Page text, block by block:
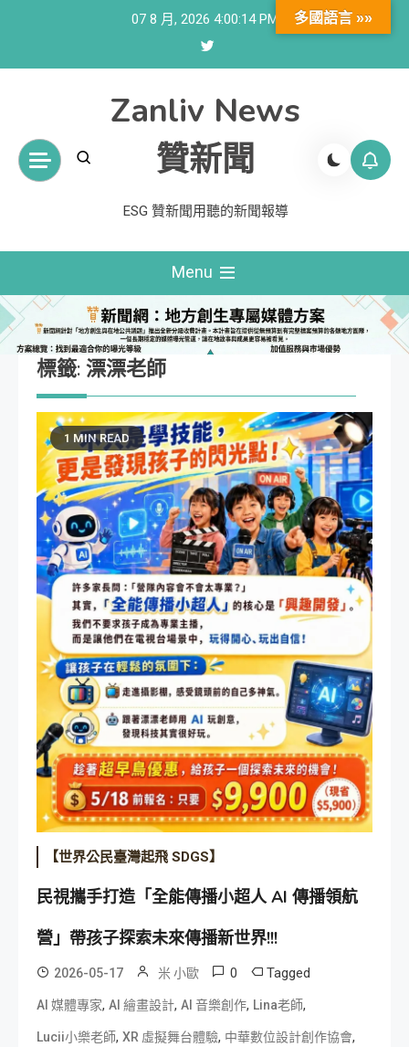
07 8 月, 2026 4:00:15 PM
Zanliv News
贊新聞
ESG 贊新聞用聽的新聞報導
Menu
標籤: 漂漂老師
1 MIN READ
【世界公民臺灣起飛 SDGS】
民視攜手打造「全能傳播小超人 AI 傳播領航
營」帶孩子探索未來傳播新世界!!!
2026-05-17 米 小歐 0 Tagged
AI 媒體專家, AI 繪畫設計, AI 音樂創作, Lina老師,
Lucii小樂老師, XR 虛擬舞台體驗, 中華數位設計創作協會,
多國語言 »»